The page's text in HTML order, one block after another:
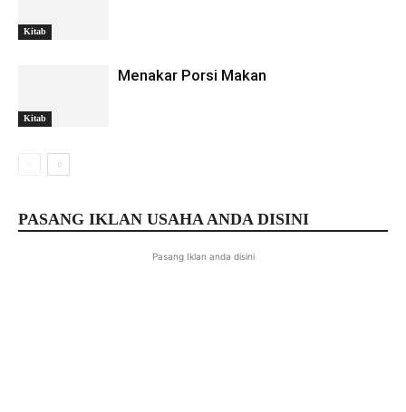
Kitab
Kitab
Menakar Porsi Makan
PASANG IKLAN USAHA ANDA DISINI
Pasang Iklan anda disini